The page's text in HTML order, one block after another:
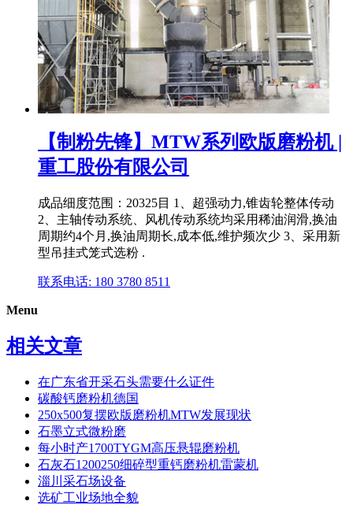
【制粉先锋】MTW系列欧版磨粉机 |
重工股份有限公司
成品细度范围：20325目 1、超强动力,锥齿轮整体传动
2、主轴传动系统、风机传动系统均采用稀油润滑,换油
周期约4个月,换油周期长,成本低,维护频次少 3、采用新
型吊挂式笼式选粉 .
联系电话: 180 3780 8511
Menu
相关文章
在广东省开采石头需要什么证件
碳酸钙磨粉机德国
250x500复摆欧版磨粉机MTW发展现状
石墨立式微粉磨
每小时产1700TYGM高压悬辊磨粉机
石灰石1200250细碎型重钙磨粉机雷蒙机
淄川采石场设备
选矿工业场地全貌